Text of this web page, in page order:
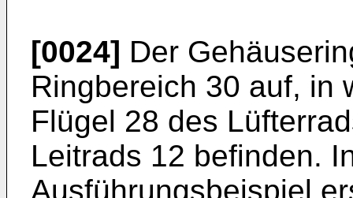
[0024] Der
Ringbereich 30 auf, in
Flügel 28 des
Leitrads 12 befinden.
Ausführungsbeispiel